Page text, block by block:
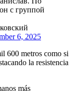
с группой
6, 2025
600 metros como si
la resistencia
más